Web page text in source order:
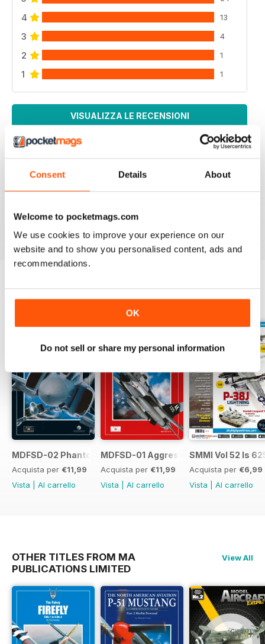
Consent Details About
Welcome to pocketmags.com
We use cookies to improve your experience on our
website and to show you personalised content, ads and
recommendations.
OK
Do not sell or share my personal information
4 13
3 4
2 1
1 1
VISUALIZZA LE RECENSIONI
SCALE MILITARY MODELLER INTERNAT
EDIZIONI INDIETRO Visualizza tutti
MDFSD-02 Phantom
Acquista per €11,99
Vista
Al carrello
MDFSD-01 Aggressors
Acquista per €11,99
Vista
Al carrello
SMMI Vol 52 Is
Acquista per €6,99
Vista
Al carrello
OTHER TITLES FROM MA
PUBLICATIONS LIMITED
View All